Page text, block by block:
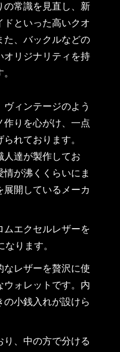
の常識を見直し、新
ドといった高いクオ
た、バックルなどの
オリジナリティを持
ィンテージのよう
作りを心がけ、一点
れております。
人達が製作してお
が沸くくらいにま
展開しているメーカ
ムエクセルレザーを
なります。
なレザーを贅沢に使
ウォレットです。内
小銭入れが設けら
、中の方で分ける